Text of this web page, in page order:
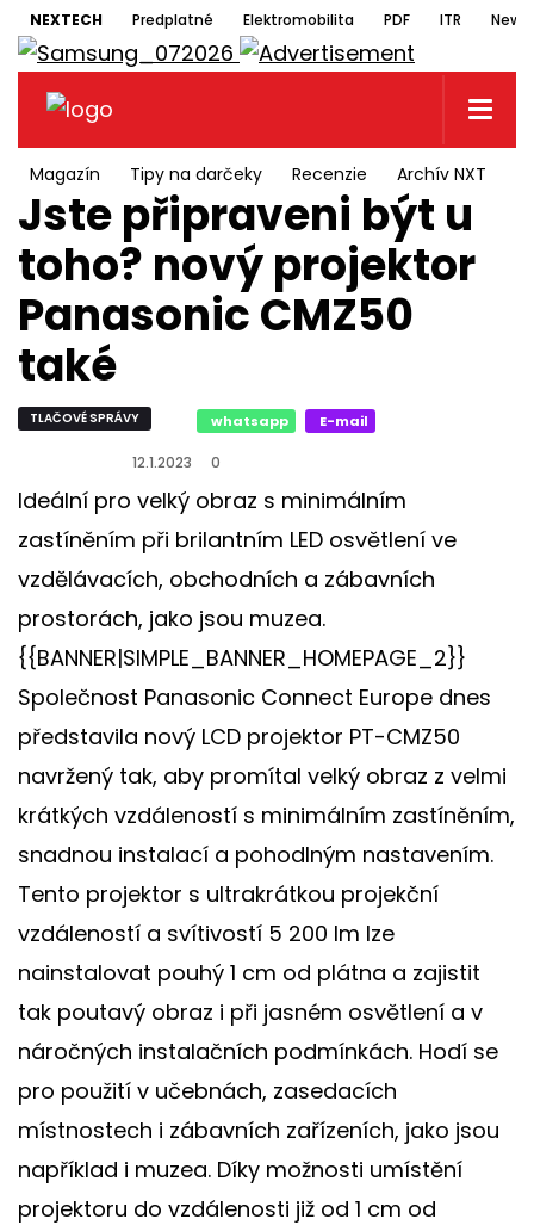
NEXTECH Predplatné Elektromobilita PDF ITR
Magazín Tipy na darčeky Recenzie Archív NXT
Jste připraveni být u
toho? nový projektor
Panasonic CMZ50
také
TLAČOVÉ SPRÁVY whatsapp E-mail
12.1.2023 0
Ideální pro velký obraz s minimálním
zastíněním při brilantním LED osvětlení ve
vzdělávacích, obchodních a zábavních
prostorách, jako jsou muzea.
{{BANNER|SIMPLE_BANNER_HOMEPAGE_2}}
Společnost Panasonic Connect Europe dnes
představila nový LCD projektor PT-CMZ50
navržený tak, aby promítal velký obraz z velmi
krátkých vzdáleností s minimálním zastíněním,
snadnou instalací a pohodlným nastavením.
Tento projektor s ultrakrátkou projekční
vzdáleností a svítivostí 5 200 lm lze
nainstalovat pouhý 1 cm od plátna a zajistit
tak poutavý obraz i při jasném osvětlení a v
náročných instalačních podmínkách. Hodí se
pro použití v učebnách, zasedacích
místnostech i zábavních zařízeních, jako jsou
například i muzea. Díky možnosti umístění
projektoru do vzdálenosti již od 1 cm od